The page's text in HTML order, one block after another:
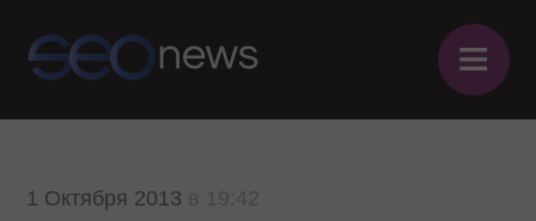
≡
1 Октября 2013